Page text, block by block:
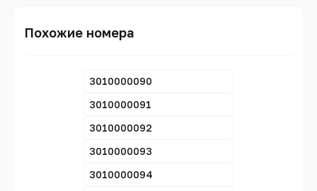
Похожие номера
3010000090
3010000091
3010000092
3010000093
3010000094